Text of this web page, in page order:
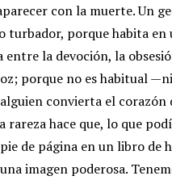
con la muerte. Un
turbador, porque habita en
entre la devoción, la
porque no es habitual
convierta el corazón
rareza hace que, lo que
de página en un libro de
imagen poderosa.